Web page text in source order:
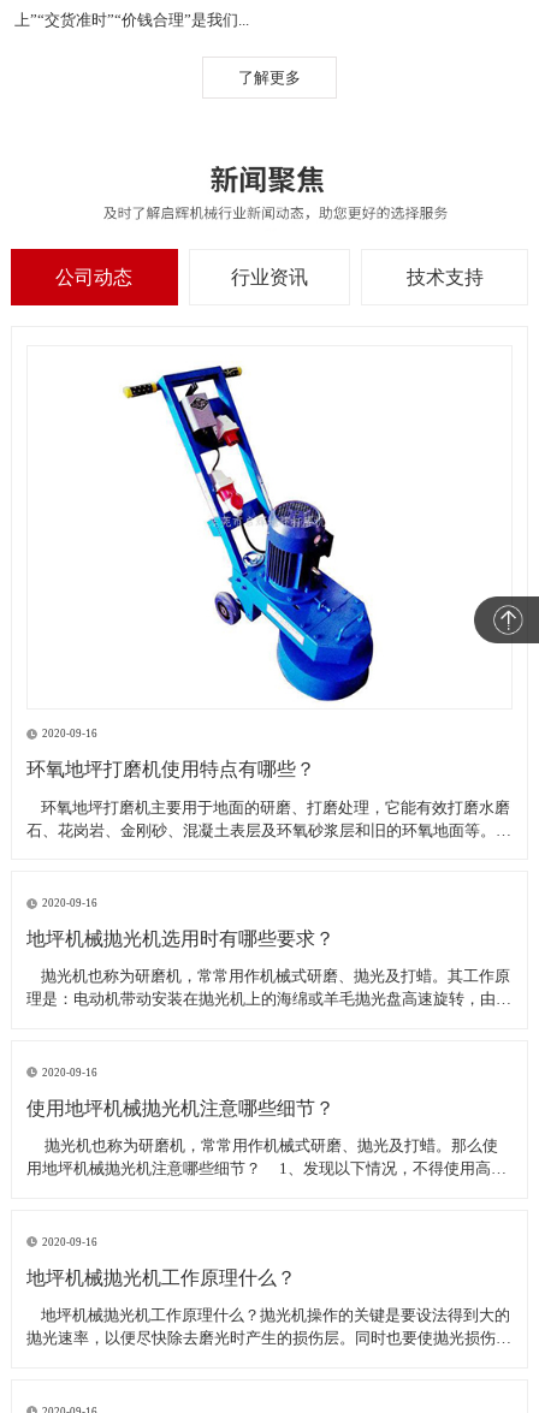
上”“交货准时”“价钱合理”是我们...
了解更多
公司动态 行业资讯 技术支持
2020-09-16
环氧地坪打磨机使用特点有哪些？
​ 环氧地坪打磨机主要用于地面的研磨、打磨处理，它能有效打磨水磨
石、花岗岩、金刚砂、混凝土表层及环氧砂浆层和旧的环氧地面等。具
地坪工程处理的必备设
2020-09-16
地坪机械抛光机选用时有哪些要求？
​ 抛光机也称为研磨机，常常用作机械式研磨、抛光及打蜡。其工作原
理是：电动机带动安装在抛光机上的海绵或羊毛抛光盘高速旋转，由于
求？
2020-09-16
使用地坪机械抛光机注意哪些细节？
​ 抛光机也称为研磨机，常常用作机械式研磨、抛光及打蜡。那么使
用地坪机械抛光机注意哪些细节？ 1、发现以下情况，不得使用高速
2020-09-16
地坪机械抛光机工作原理什么？
​ 地坪机械抛光机工作原理什么？抛光机操作的关键是要设法得到大的
抛光速率，以便尽快除去磨光时产生的损伤层。同时也要使抛光损伤层
较深；后者要求使用最细的